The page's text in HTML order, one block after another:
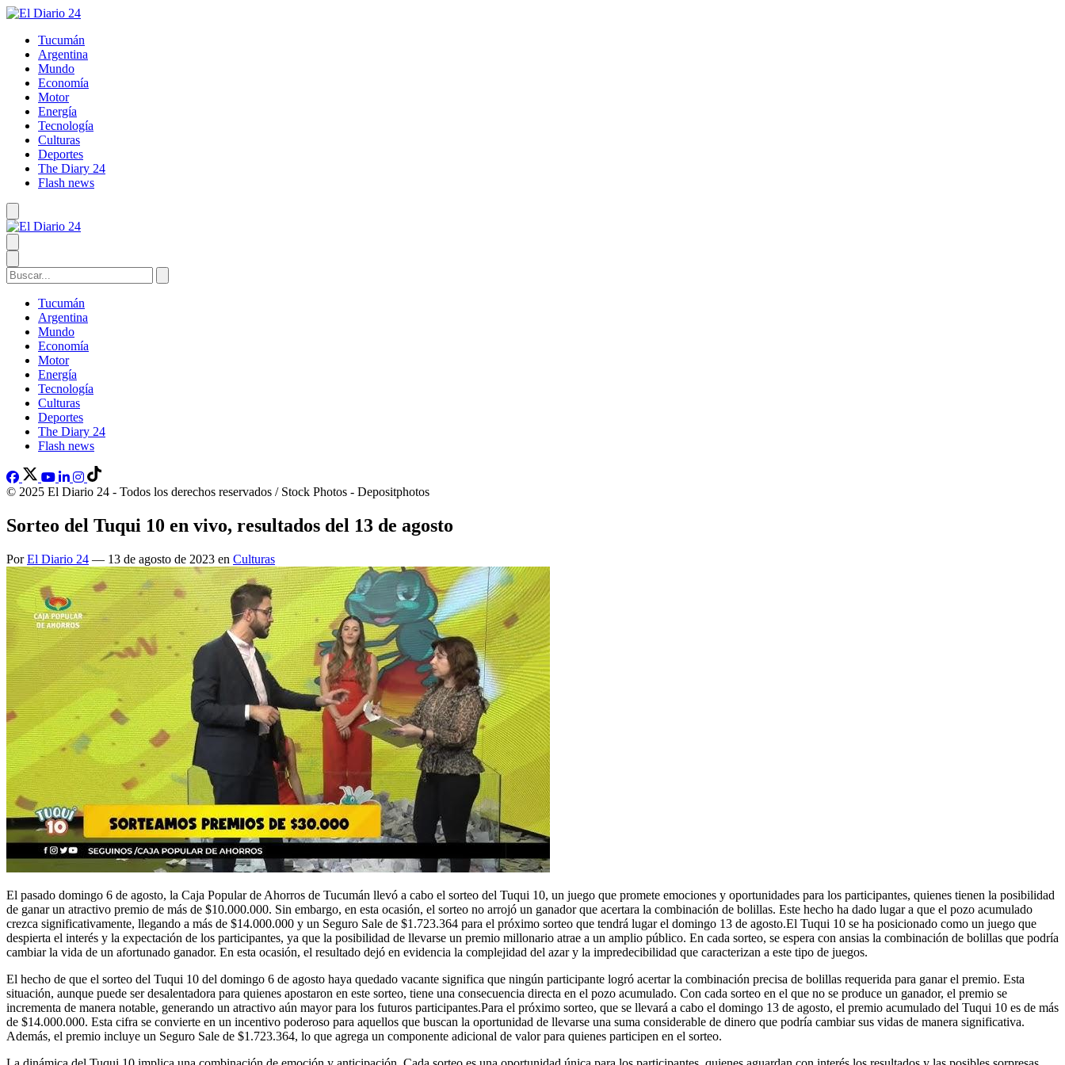
Tucumán
Argentina
Mundo
Economía
Motor
Energía
Tecnología
Culturas
Deportes
The Diary 24
Flash news
Tucumán
Argentina
Mundo
Economía
Motor
Energía
Tecnología
Culturas
Deportes
The Diary 24
Flash news
© 2025 El Diario 24 - Todos los derechos reservados / Stock Photos - Depositphotos
Sorteo del Tuqui 10 en vivo, resultados del 13 de agosto
PorEl Diario 24 — 13 de agosto de 2023 en Culturas
El pasado domingo 6 de agosto, la Caja Popular de Ahorros de Tucumán llevó a cabo el sorteo del Tuqui 10, un juego que promete emociones y oportunidades para los participantes, quienes tienen la posibilidad
de ganar un atractivo premio de más de $10.000.000. Sin embargo, en esta ocasión, el sorteo no arrojó un ganador que acertara la combinación de bolillas. Este hecho ha dado lugar a que el pozo acumulado
crezca significativamente, llegando a más de $14.000.000 y un Seguro Sale de $1.723.364 para el próximo sorteo que tendrá lugar el domingo 13 de agosto.El Tuqui 10 se ha posicionado como un juego que
despierta el interés y la expectación de los participantes, ya que la posibilidad de llevarse un premio millonario atrae a un amplio público. En cada sorteo, se espera con ansias la combinación de bolillas que podría
cambiar la vida de un afortunado ganador. En esta ocasión, el resultado dejó en evidencia la complejidad del azar y la impredecibilidad que caracterizan a este tipo de juegos.
El hecho de que el sorteo del Tuqui 10 del domingo 6 de agosto haya quedado vacante significa que ningún participante logró acertar la combinación precisa de bolillas requerida para ganar el premio. Esta
situación, aunque puede ser desalentadora para quienes apostaron en este sorteo, tiene una consecuencia directa en el pozo acumulado. Con cada sorteo en el que no se produce un ganador, el premio se
incrementa de manera notable, generando un atractivo aún mayor para los futuros participantes.Para el próximo sorteo, que se llevará a cabo el domingo 13 de agosto, el premio acumulado del Tuqui 10 es de más
de $14.000.000. Esta cifra se convierte en un incentivo poderoso para aquellos que buscan la oportunidad de llevarse una suma considerable de dinero que podría cambiar sus vidas de manera significativa.
Además, el premio incluye un Seguro Sale de $1.723.364, lo que agrega un componente adicional de valor para quienes participen en el sorteo.